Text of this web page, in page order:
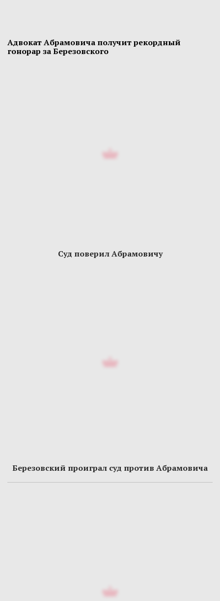
Адвокат Абрамовича получит рекордный
гонорар за Березовского
Суд поверил Абрамовичу
Березовский проиграл суд против Абрамовича